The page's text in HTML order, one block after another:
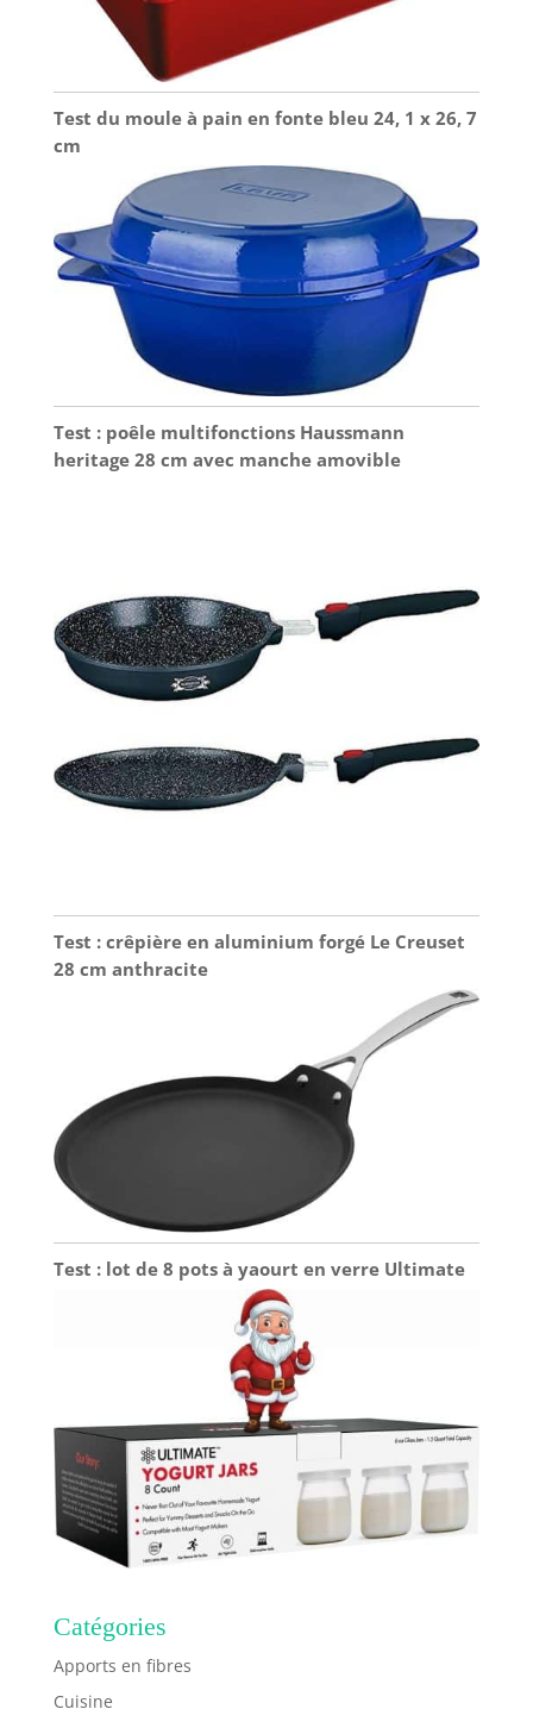
Test du moule à pain en fonte bleu 24, 1 x 26, 7
cm
Test : poêle multifonctions Haussmann
heritage 28 cm avec manche amovible
Test : crêpière en aluminium forgé Le Creuset
28 cm anthracite
Test : lot de 8 pots à yaourt en verre Ultimate
Catégories
Apports en fibres
Cuisine